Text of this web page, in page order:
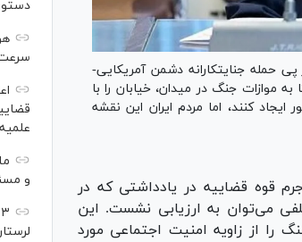
حمله جنایتکارانه دشمن آمریکایی-
موازات جنگ در میدان، خیابان را با
کنند، اما مردم ایران این نقشه
قوه قضاییه در یادداشتی که در
می‌توان به ارزیابی نشست. این
از زاویه امنیت اجتماعی مورد
علمیه
و